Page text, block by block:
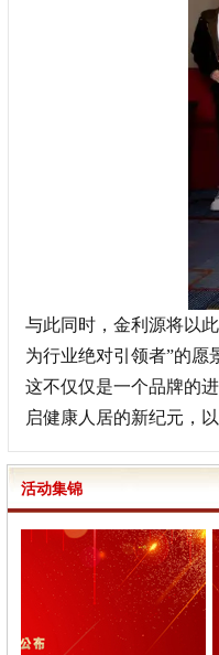
与此同时，金利源将以
为行业绝对引领者”的愿
这不仅仅是一个品牌的
启健康人居的新纪元，
活动集锦